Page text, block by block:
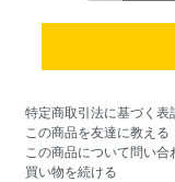
特定商取引法に基づく表
この商品を友達に教える
この商品について問い合
買い物を続ける